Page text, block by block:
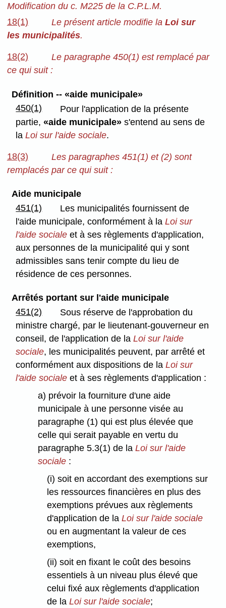
Modification du c. M225 de la C.P.L.M.
18(1)
Le présent article modifie la Loi sur
les municipalités.
18(2)
Le paragraphe 450(1) est remplacé par
ce qui suit :
Définition -- «aide municipale»
450(1)
Pour l'application de la présente
partie,«aide municipale» s'entend au sens de
laLoi sur l'aide sociale.
18(3)
Les paragraphes 451(1) et (2) sont
remplacés par ce qui suit :
Aide municipale
451(1)
Les municipalités fournissent de
l'aide municipale, conformément à laLoi sur
l'aide sociale et à ses règlements d'application,
aux personnes de la municipalité qui y sont
admissibles sans tenir compte du lieu de
résidence de ces personnes.
Arrêtés portant sur l'aide municipale
451(2)
Sous réserve de l'approbation du
ministre chargé, par le lieutenant-gouverneur en
conseil, de l'application de laLoi sur l'aide
sociale, les municipalités peuvent, par arrêté et
conformément aux dispositions de laLoi sur
l'aide sociale et à ses règlements d'application :
a) prévoir la fourniture d'une aide
municipale à une personne visée au
paragraphe (1) qui est plus élevée que
celle qui serait payable en vertu du
paragraphe 5.3(1) de laLoi sur l'aide
sociale :
(i) soit en accordant des exemptions sur
les ressources financières en plus des
exemptions prévues aux règlements
d'application de la Loi sur l'aide sociale
ou en augmentant la valeur de ces
exemptions,
(ii) soit en fixant le coût des besoins
essentiels à un niveau plus élevé que
celui fixé aux règlements d'application
de la Loi sur l'aide sociale;